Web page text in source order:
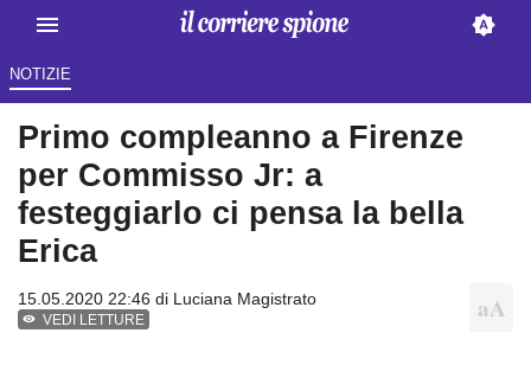
NOTIZIE
Primo compleanno a Firenze
per Commisso Jr: a
festeggiarlo ci pensa la bella
Erica
15.05.2020 22:46 di Luciana Magistrato
VEDI LETTURE